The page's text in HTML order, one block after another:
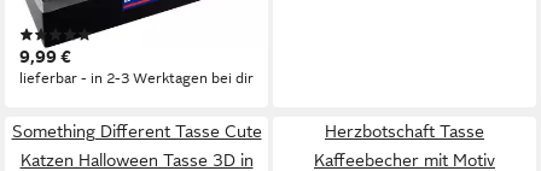
in Geschenkpackung mit
Grußkarte - mit Spruch lustig
(1)
9,99 €
lieferbar - in 2-3 Werktagen bei dir
Something Different Tasse Cute
Katzen Halloween Tasse 3D in
Herzbotschaft Tasse
Kaffeebecher mit Motiv